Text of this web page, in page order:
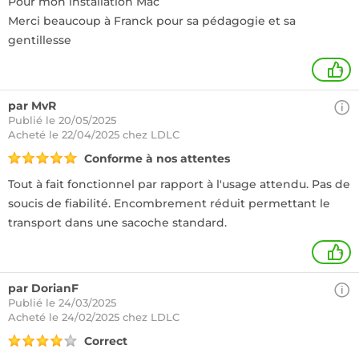
Merci beaucoup à Franck pour sa pédagogie et sa
gentillesse
+
par MvR
Publié le 20/05/2025
Acheté le 22/04/2025 chez LDLC
Conforme à nos attentes
Tout à fait fonctionnel par rapport à l'usage attendu. Pas de
soucis de fiabilité. Encombrement réduit permettant le
transport dans une sacoche standard.
+
par DorianF
Publié le 24/03/2025
Acheté le 24/02/2025 chez LDLC
Correct